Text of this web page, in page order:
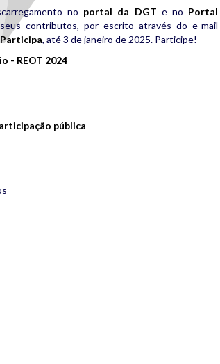
no portal da DGT e no Portal
contributos, por escrito através do e-mail
, até 3 de janeiro de 2025. Participe!
- REOT 2024
pública